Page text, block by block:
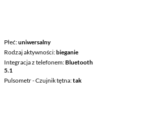
Płeć uniwersalny
Rodzaj aktywności bieganie
Integracja z telefonem Bluetooth
5.1
Pulsometr - Czujnik tętna tak